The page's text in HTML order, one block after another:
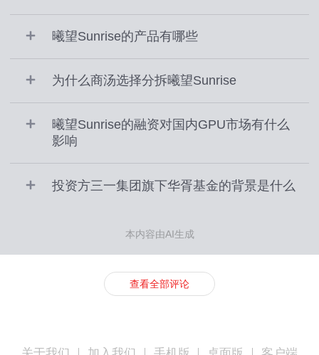
曦望Sunrise的产品有哪些
为什么商汤选择分拆曦望Sunrise
曦望Sunrise的融资对国内GPU市场有什么
影响
投资方三一集团旗下华胥基金的背景是什么
本内容由AI生成
查看全部评论